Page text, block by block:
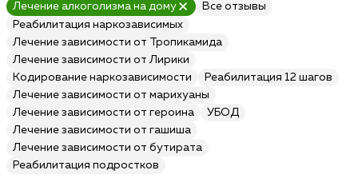
Лечение алкоголизма на дому
Все отзывы
Реабилитация наркозависимых
Лечение зависимости от Тропикамида
Лечение зависимости от Лирики
Кодирование наркозависимости
Реабилитация 12 шагов
Лечение зависимости от марихуаны
Лечение зависимости от героина
УБОД
Лечение зависимости от гашиша
Лечение зависимости от бутирата
Реабилитация подростков